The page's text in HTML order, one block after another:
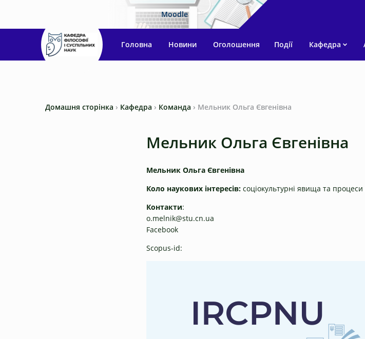
Moodle
Головна Новини Оголошення Події Кафедра
Домашня сторінка › Кафедра › Команда › Мельник Ольга Євгенівна
Мельник Ольга Євгенівна
Мельник Ольга Євгенівна
Коло наукових інтересів: соціокультурні явища та процеси
Контакти:
o.melnik@stu.cn.ua
Facebook
Scopus-id: